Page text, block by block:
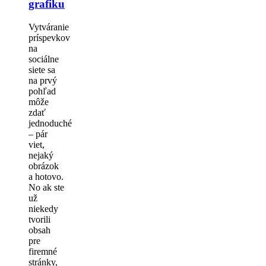
grafiku
Vytváranie
príspevkov
na
sociálne
siete sa
na prvý
pohľad
môže
zdať
jednoduché
– pár
viet,
nejaký
obrázok
a hotovo.
No ak ste
už
niekedy
tvorili
obsah
pre
firemné
stránky,